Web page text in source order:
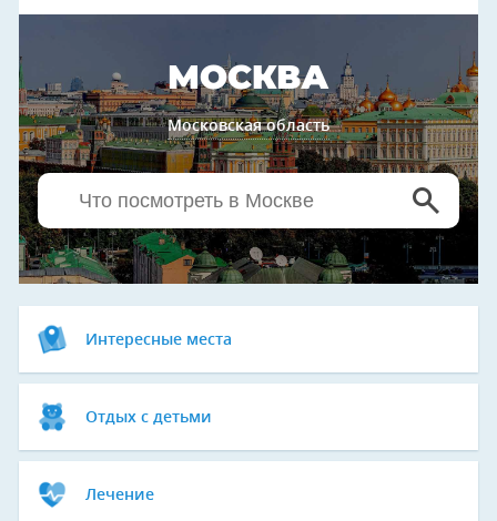
МОСКВА
Московская область
Интересные места
Отдых с детьми
Лечение